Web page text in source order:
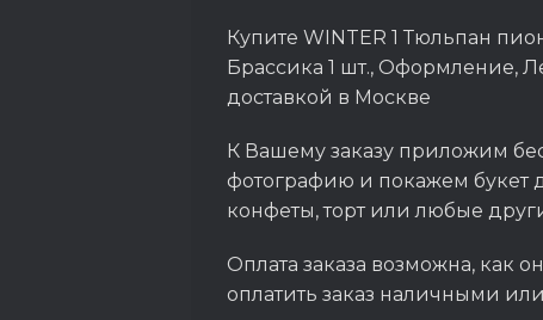
Купите WINTER 1 Тюльпан
Брассика 1 шт., Оформление,
доставкой в Москве
К Вашему заказу приложим
фотографию и покажем букет
конфеты, торт или любые
Оплата заказа возможна, как
оплатить заказ наличными